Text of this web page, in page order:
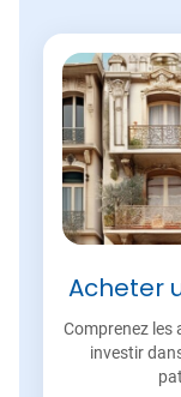
Acheter
Comprenez les
investir